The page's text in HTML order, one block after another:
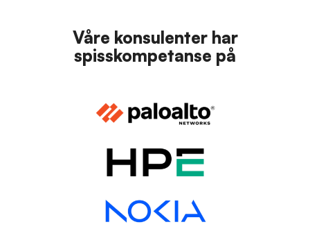
Våre konsulenter har
spisskompetanse på